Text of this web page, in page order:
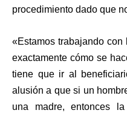
procedimiento dado que
«Estamos trabajando
exactamente cómo se
tiene que ir al
alusión a que si un
una madre, entonces